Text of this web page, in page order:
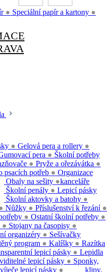
● Speciální papír a kartony ●
● Gelová pera a rollery ●
pera ●
● Pryže a ořezávátka ●
psacích potřeb ●
Školní potřeby
Obaly na sešity ●
Školní penály ●
Školní aktovky a batohy ●
Nůžky ● Příslušenství k řezání ●
● Ostatní školní potřeby ●
Organizace
kanceláře
● Stojany na časopisy ●
organizéry ●
program ● Kalíšky ●
Lepicí pásky
lepicí pásky ●
lepicí pásky ●
lepicí pásky ●
Sešívačky
Razítka
Lepidla
Sponky,
klipy,